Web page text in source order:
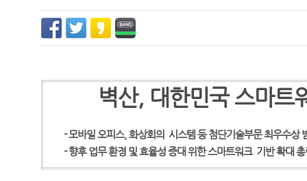
벽산, 대한민국 스마트
- 모바일 오피스, 화상회의 시스템 등 첨단기술부문 최우수상
- 향후 업무 환경 및 효율성 증대 위한 스마트워크 기반 확대 총